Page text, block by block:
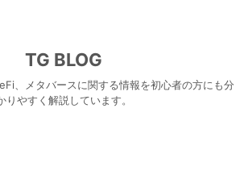
TG BLOG
、メタバースに関する情報を初心者の方にも分
りやすく解説しています。